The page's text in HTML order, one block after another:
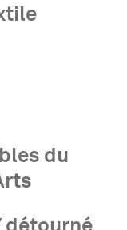
du
détourné